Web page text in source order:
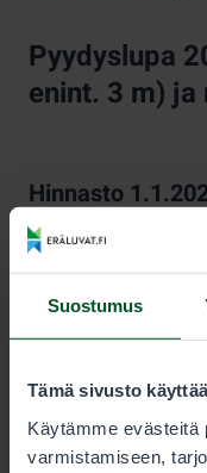
Suostumus
Tämä sivusto
Käytämme evästeitä
varmistamiseen,
Pyydyslupa
enint. 3 m)
Hinnasto
KESTO
Kausi
Pyydyslupa on